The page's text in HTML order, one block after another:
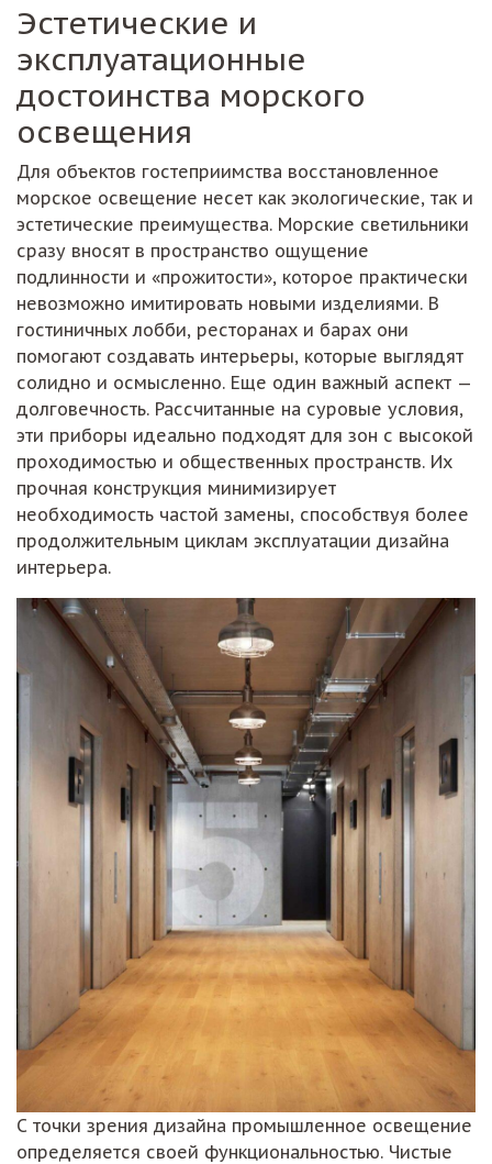
Эстетические и
эксплуатационные
достоинства морского
освещения
Для объектов гостеприимства восстановленное
морское освещение несет как экологические, так и
эстетические преимущества. Морские светильники
сразу вносят в пространство ощущение
подлинности и «прожитости», которое практически
невозможно имитировать новыми изделиями. В
гостиничных лобби, ресторанах и барах они
помогают создавать интерьеры, которые выглядят
солидно и осмысленно. Еще один важный аспект —
долговечность. Рассчитанные на суровые условия,
эти приборы идеально подходят для зон с высокой
проходимостью и общественных пространств. Их
прочная конструкция минимизирует
необходимость частой замены, способствуя более
продолжительным циклам эксплуатации дизайна
интерьера.
С точки зрения дизайна промышленное освещение
определяется своей функциональностью. Чистые